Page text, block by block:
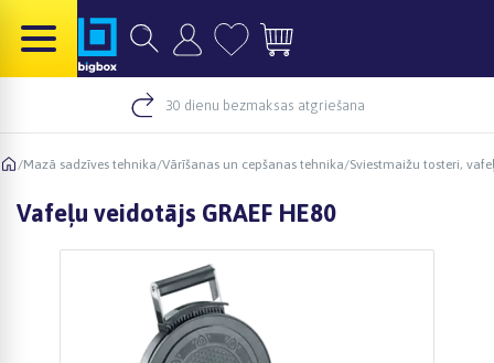
30 dienu bezmaksas atgriešana
/Mazā sadzīves tehnika/Vārīšanas un cepšanas tehnika/Sviestmaižu tosteri,
Vafeļu veidotājs GRAEF HE80